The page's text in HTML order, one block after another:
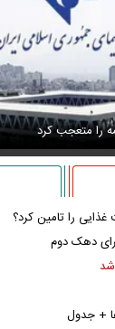
را متعجب کرد
را تامین کرد؟
دهک دوم
شد
+ جدول